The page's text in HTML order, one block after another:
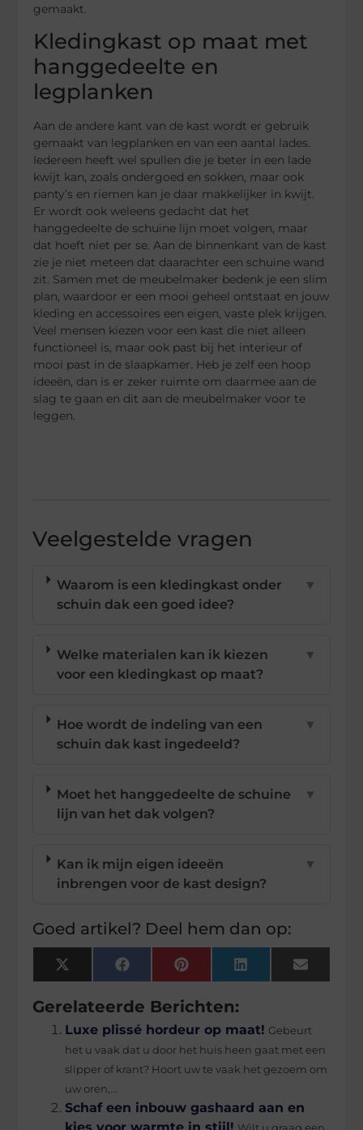
gemaakt.
Kledingkast op maat met
hanggedeelte en
legplanken
Aan de andere kant van de kast wordt er gebruik
gemaakt van legplanken en van een aantal lades.
Iedereen heeft wel spullen die je beter in een lade
kwijt kan, zoals ondergoed en sokken, maar ook
panty’s en riemen kan je daar makkelijker in kwijt.
Er wordt ook weleens gedacht dat het
hanggedeelte de schuine lijn moet volgen, maar
dat hoeft niet per se. Aan de binnenkant van de kast
zie je niet meteen dat daarachter een schuine wand
zit. Samen met de meubelmaker bedenk je een slim
plan, waardoor er een mooi geheel ontstaat en jouw
kleding en accessoires een eigen, vaste plek krijgen.
Veel mensen kiezen voor een kast die niet alleen
functioneel is, maar ook past bij het interieur of
mooi past in de slaapkamer. Heb je zelf een hoop
ideeën, dan is er zeker ruimte om daarmee aan de
slag te gaan en dit aan de meubelmaker voor te
leggen.
Veelgestelde vragen
Waarom is een kledingkast onder
schuin dak een goed idee?
▼
Welke materialen kan ik kiezen
voor een kledingkast op maat?
▼
Hoe wordt de indeling van een
schuin dak kast ingedeeld?
▼
Moet het hanggedeelte de schuine
lijn van het dak volgen?
▼
Kan ik mijn eigen ideeën
inbrengen voor de kast design?
▼
Goed artikel? Deel hem dan op:
X
(Twitter)
FacebookPinterestLinkedInEmail
Gerelateerde Berichten:
Luxe plissé hordeur op maat! Gebeurt
het u vaak dat u door het huis heen gaat met een
slipper of krant? Hoort uw te vaak het gezoem om
uw oren,...
Schaf een inbouw gashaard aan en
kies voor warmte in stijl!